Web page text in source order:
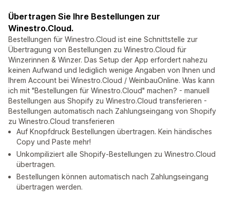
Übertragen Sie Ihre Bestellungen zur
Winestro.Cloud.
Bestellungen für Winestro.Cloud ist eine Schnittstelle zur
Übertragung von Bestellungen zu Winestro.Cloud für
Winzerinnen & Winzer. Das Setup der App erfordert nahezu
keinen Aufwand und lediglich wenige Angaben von Ihnen und
Ihrem Account bei Winestro.Cloud / WeinbauOnline. Was kann
ich mit "Bestellungen für Winestro.Cloud" machen? - manuell
Bestellungen aus Shopify zu Winestro.Cloud transferieren -
Bestellungen automatisch nach Zahlungseingang von Shopify
zu Winestro.Cloud transferieren
Auf Knopfdruck Bestellungen übertragen. Kein händisches
Copy und Paste mehr!
Unkompiliziert alle Shopify-Bestellungen zu Winestro.Cloud
übertragen.
Bestellungen können automatisch nach Zahlungseingang
übertragen werden.